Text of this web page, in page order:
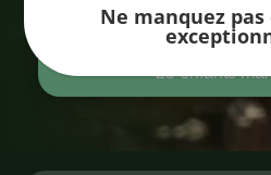
25 enfants
Ne manquez